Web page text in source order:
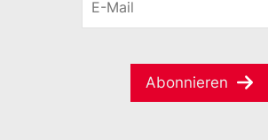
m
n
m
e
M
Abonnieren